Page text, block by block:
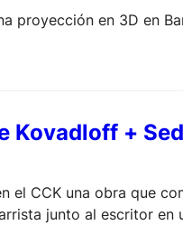
proyección en 3D
Kovadloff +
el CCK una obra que
junto al escritor en